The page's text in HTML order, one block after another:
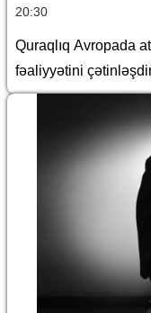
20:30
Quraqlıq Avropada
fəaliyyətini